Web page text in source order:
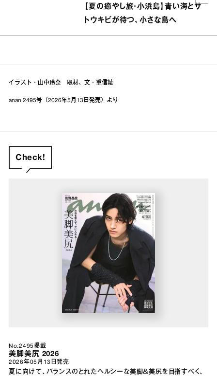
【夏の癒やし旅・小浜島】青い海とサ
トウキビが待つ、小さな島へ
イラスト・山中玲奈 取材、文・重信綾
anan 2495号（2026年5月13日発売）より
Check!
No.2495掲載
美脚美尻 2026
2026年05月13日 発売
夏に向けて、バランスのとれたヘルシーな美脚＆美尻を目指すべく、